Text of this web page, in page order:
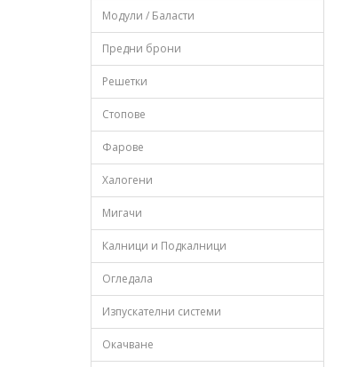
Модули / Баласти
Предни брони
Решетки
Стопове
Фарове
Халогени
Мигачи
Калници и Подкалници
Огледала
Изпускателни системи
Окачване